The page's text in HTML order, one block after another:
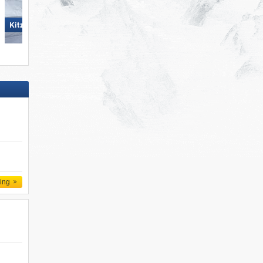
KitzSki – Kitzbühel/​Kirchberg
Wildkogel – Neukirchen/​